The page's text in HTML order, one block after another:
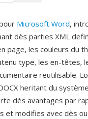
Microsoft Word,
dès parties XML
page, les couleurs du
type, les en-têtes,
reutilisable.
heritant du
dès avantages par
et modifies avec dès